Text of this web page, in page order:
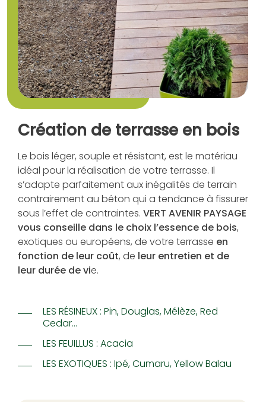
Création de terrasse en bois
Le bois léger, souple et résistant, est le matériau
idéal pour la réalisation de votre terrasse. Il
s’adapte parfaitement aux inégalités de terrain
contrairement au béton qui a tendance à fissurer
sous l’effet de contraintes. VERT AVENIR PAYSAGE
vous conseille dans le choix l’essence de bois,
exotiques ou européens, de votre terrasse en
fonction de leur coût, de leur entretien et de
leur durée de vie.
LES RÉSINEUX : Pin, Douglas, Mélèze, Red
Cedar…
LES FEUILLUS : Acacia
LES EXOTIQUES : Ipé, Cumaru, Yellow Balau